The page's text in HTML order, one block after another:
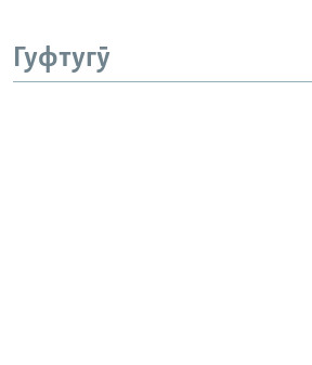
Гуфтугӯ